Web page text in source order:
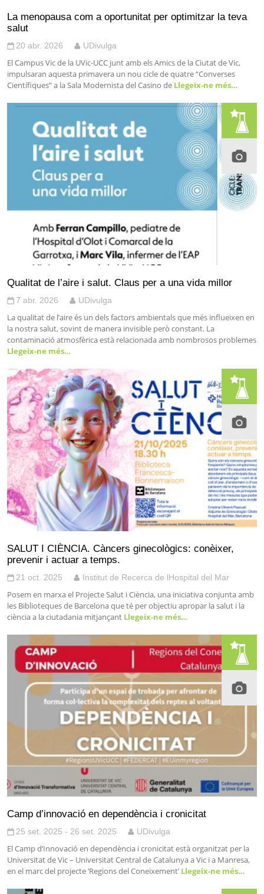
La menopausa com a oportunitat per optimitzar la teva
salut
20 abr. 2026 UDivulga
El Campus Vic de la UVic-UCC junt amb els Amics de la Ciutat de Vic,
impulsaran aquesta primavera un nou cicle de quatre “Converses
Científiques” a la Sala Modernista del Casino de Llegeix-ne més…
Qualitat de l’aire i salut. Claus per a una vida millor
7 abr. 2026 UDivulga
La qualitat de l’aire és un dels factors ambientals que més influeixen en
la nostra salut, sovint de manera invisible però constant. La
contaminació atmosfèrica està relacionada amb nombrosos problemes
Llegeix-ne més…
SALUT I CIÈNCIA. Càncers ginecològics: conèixer,
prevenir i actuar a temps.
21 oct. 2025 Institut de Recerca de lHospital del Mar
Posem en marxa el Projecte Salut i Ciència, una iniciativa conjunta amb
les Biblioteques de Barcelona que té per objectiu apropar la salut i la
ciència a la ciutadania mitjançant Llegeix-ne més…
Camp d’innovació en dependència i cronicitat
25 set. 2025 - 26 set. 2025 UDivulga
El Camp d’Innovació en dependència i cronicitat està organitzat per la
Universitat de Vic – Universitat Central de Catalunya a Vic i a Manresa,
en el marc del projecte ‘Regions del Coneixement’ Llegeix-ne més…